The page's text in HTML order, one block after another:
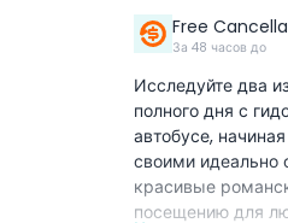
Free
За 48 часов до
Исследуйте два
полного дня с
автобусе,
своими идеально
красивые
посещению для